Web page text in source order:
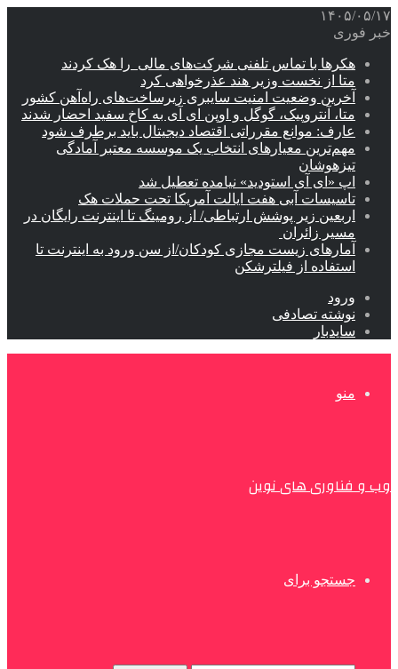
۱۴۰۵/۰۵/۱۷
خبر فوری
هکرها با تماس تلفنی شرکت‌های مالی را هک کردند
متا از نخست وزیر هند عذرخواهی کرد
آخرین وضعیت امنیت سایبری زیرساخت‌های راه‌آهن کشور
متا، آنتروپیک، گوگل و اوپن ای آی به کاخ سفید احضار شدند
عارف: موانع مقرراتی اقتصاد دیجیتال باید برطرف شود
مهم‌ترین معیارهای انتخاب یک موسسه معتبر آمادگی
تیزهوشان
اپ «ای آی استودید» نیامده تعطیل شد
تاسیسات آبی هفت ایالت آمریکا تحت حملات هک
اربعین زیر پوشش ارتباطی/ از رومینگ تا اینترنت رایگان در
مسیر زائران
آمارهای زیست مجازی کودکان/از سن ورود به اینترنت تا
استفاده از فیلترشکن
ورود
نوشته تصادفی
سایدبار
منو
وب و فناوری های نوین
جستجو برای